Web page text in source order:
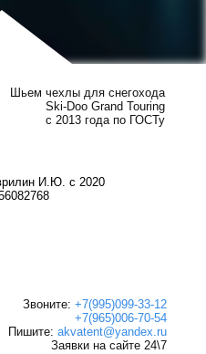
Шьем чехлы для снегохода
Ski-Doo Grand Touring
с 2013 года по ГОСТу
И.Ю. с 2020
Звоните: +7(995)099-33-12
+7(965)006-70-54
Пишите: akvatent@yandex.ru
Заявки на сайте 24\7